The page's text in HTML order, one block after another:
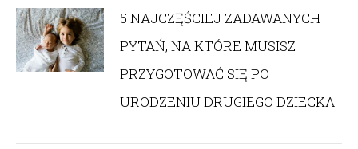
5 NAJCZĘŚCIEJ ZADAWANYCH
PYTAŃ, NA KTÓRE MUSISZ
PRZYGOTOWAĆ SIĘ PO
URODZENIU DRUGIEGO DZIECKA!